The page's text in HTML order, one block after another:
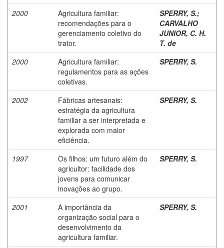
2000
Agricultura familiar:
recomendações para o
gerenciamento coletivo do
trator.
SPERRY, S.;
CARVALHO
JUNIOR, C. H.
T. de
2000
Agricultura familiar:
regulamentos para as ações
coletivas.
SPERRY, S.
2002
Fábricas artesanais:
estratégia da agricultura
familiar a ser interpretada e
explorada com maior
eficiência.
SPERRY, S.
1997
Os filhos: um futuro além do
agricultor: facilidade dos
jovens para comunicar
inovações ao grupo.
SPERRY, S.
2001
A importância da
organização social para o
desenvolvimento da
agricultura familiar.
SPERRY, S.